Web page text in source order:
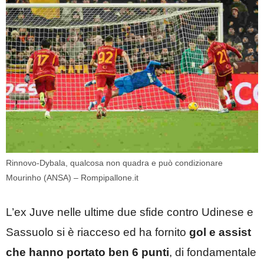
Rinnovo-Dybala, qualcosa non quadra e può condizionare
Mourinho (ANSA) – Rompipallone.it
L’ex Juve nelle ultime due sfide contro Udinese e
Sassuolo si è riacceso ed ha fornito gol e assist
che hanno portato ben 6 punti, di fondamentale